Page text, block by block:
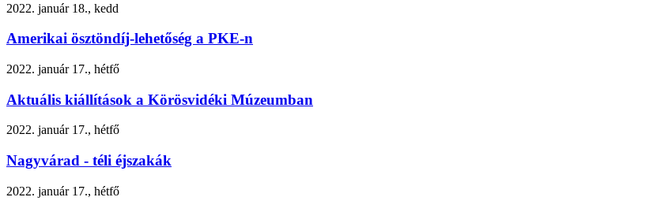
2022. január 18., kedd
Amerikai ösztöndíj-lehetőség a PKE-n
2022. január 17., hétfő
Aktuális kiállítások a Körösvidéki Múzeumban
2022. január 17., hétfő
Nagyvárad - téli éjszakák
2022. január 17., hétfő